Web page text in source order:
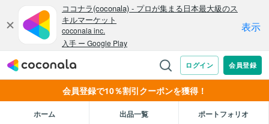
会員登録で10％割引クーポンを獲得！
ホーム 出品一覧 ポートフォリオ